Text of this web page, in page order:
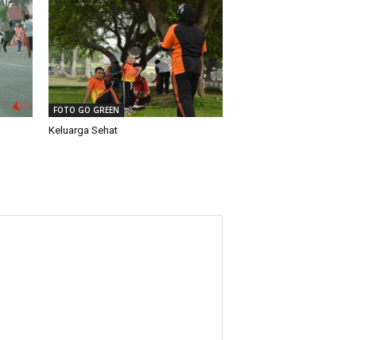
FOTO GO GREEN
Keluarga Sehat